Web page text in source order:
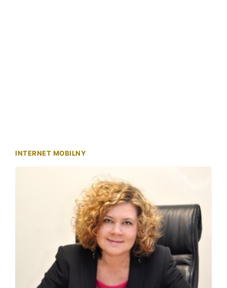
INTERNET MOBILNY